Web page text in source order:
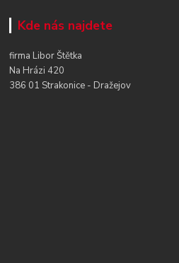
Kde nás najdete
firma Libor Štětka
Na Hrázi 420
386 01 Strakonice - Dražejov